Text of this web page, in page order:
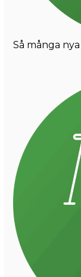
Så många